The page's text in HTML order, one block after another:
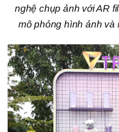
nghệ chụp ảnh với AR
mô phỏng hình ảnh và